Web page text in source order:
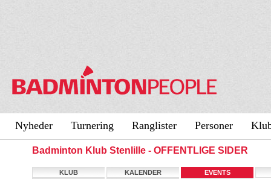
Nyheder Turnering Ranglister Personer
Badminton Klub Stenlille - OFFENTLIGE SIDER
KLUB KALENDER
EVENTS